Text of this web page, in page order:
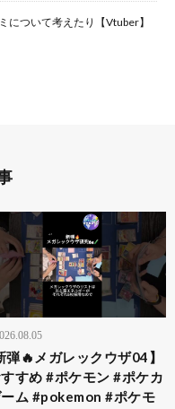
について考えたり【Vtuber】
弾🔥メガレックウザ04】
すめ #ポケモン #ポケカ
ム #pokemon #ポケモ